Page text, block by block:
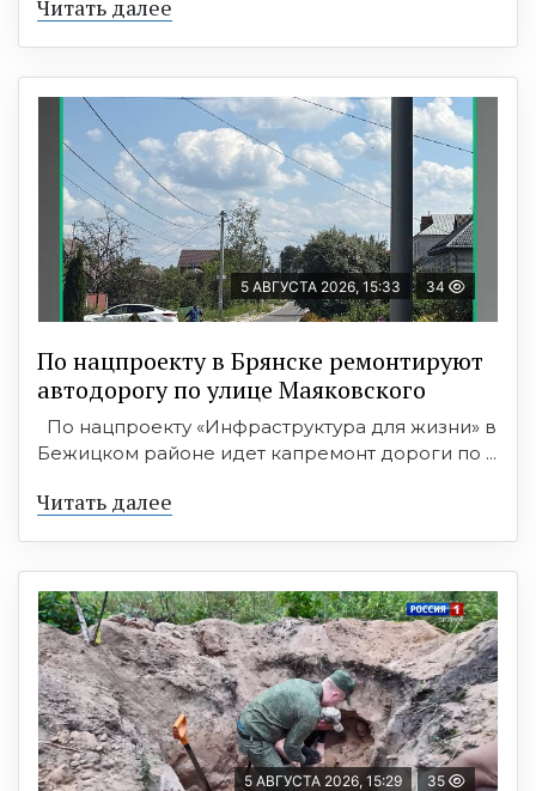
Читать далее
5 АВГУСТА 2026, 15:33 34
По нацпроекту в Брянске ремонтируют
автодорогу по улице Маяковского
По нацпроекту «Инфраструктура для жизни» в
Бежицком районе идет капремонт дороги по ...
Читать далее
5 АВГУСТА 2026, 15:29 35